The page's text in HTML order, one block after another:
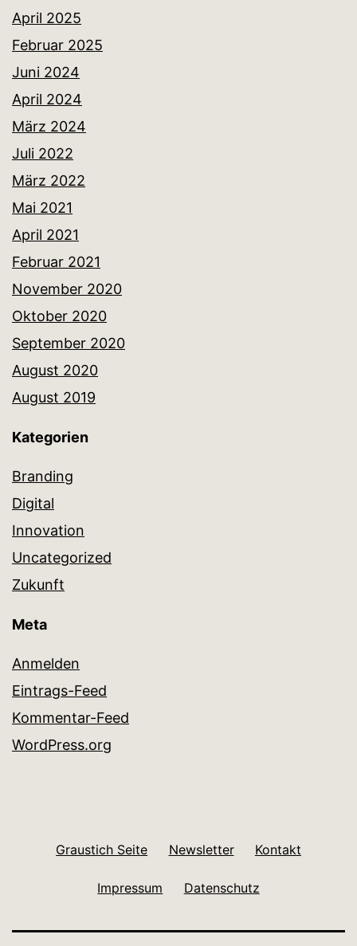
April 2025
Februar 2025
Juni 2024
April 2024
März 2024
Juli 2022
März 2022
Mai 2021
April 2021
Februar 2021
November 2020
Oktober 2020
September 2020
August 2020
August 2019
Kategorien
Branding
Digital
Innovation
Uncategorized
Zukunft
Meta
Anmelden
Eintrags-Feed
Kommentar-Feed
WordPress.org
Graustich Seite Newsletter Kontakt
Impressum Datenschutz